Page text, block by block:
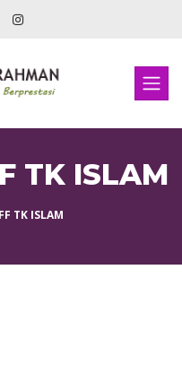
TK ISLAM
TK ISLAM